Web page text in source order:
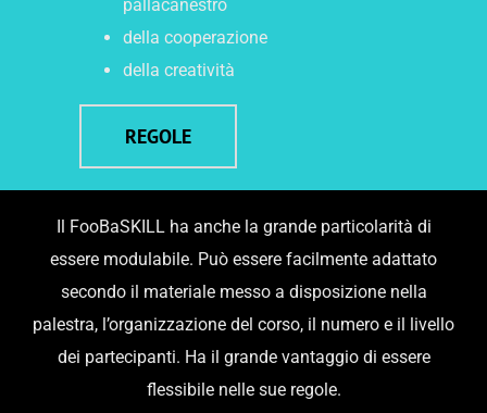
pallacanestro
della cooperazione
della creatività
REGOLE
Il FooBaSKILL ha anche la grande particolarità di
essere modulabile. Può essere facilmente adattato
secondo il materiale messo a disposizione nella
palestra, l’organizzazione del corso, il numero e il livello
dei partecipanti. Ha il grande vantaggio di essere
flessibile nelle sue regole.